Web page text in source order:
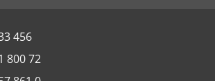
456
800 72